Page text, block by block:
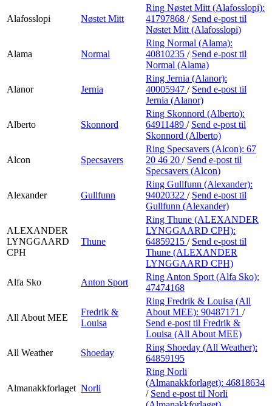
Alafosslopi Nøstet Mitt
Ring Nøstet Mitt (Alafosslopi):
41797868 / Send e-post til
Nøstet Mitt (Alafosslopi)
Alama Normal
Ring Normal (Alama):
40810235 / Send e-post til
Normal (Alama)
Alanor Jernia
Ring Jernia (Alanor):
40005947 / Send e-post til
Jernia (Alanor)
Alberto Skonnord
Ring Skonnord (Alberto):
64911489 / Send e-post til
Skonnord (Alberto)
Alcon Specsavers
Ring Specsavers (Alcon): 67
20 46 20 / Send e-post til
Specsavers (Alcon)
Alexander Gullfunn
Ring Gullfunn (Alexander):
94020322 / Send e-post til
Gullfunn (Alexander)
ALEXANDER
LYNGGAARD
CPH
Thune
Ring Thune (ALEXANDER
LYNGGAARD CPH):
64859215 / Send e-post til
Thune (ALEXANDER
LYNGGAARD CPH)
Alfa Sko
Anton Sport
Ring Anton Sport (Alfa Sko):
47474168
All About MEE
Fredrik &
Louisa
Ring Fredrik & Louisa (All
About MEE): 90487171 /
Send e-post til Fredrik &
Louisa (All About MEE)
All Weather
Shoeday
Ring Shoeday (All Weather):
64859195
Almanakkforlaget Norli
Ring Norli
(Almanakkforlaget): 46818634
/ Send e-post til Norli